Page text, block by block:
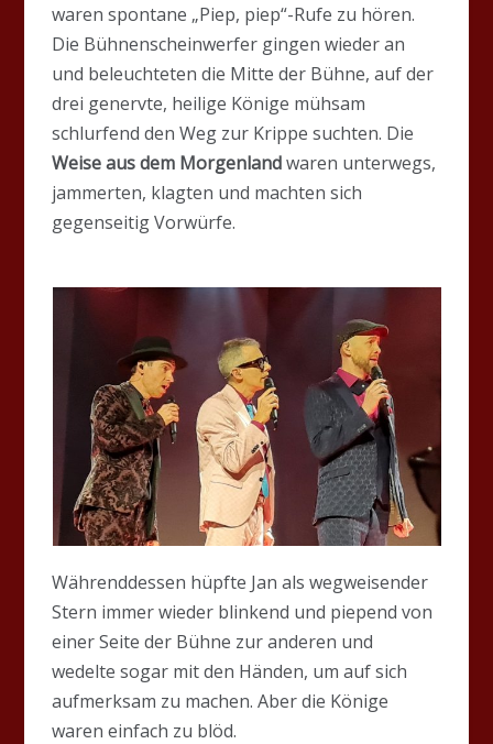
waren spontane „Piep, piep“-Rufe zu hören.
Die Bühnenscheinwerfer gingen wieder an
und beleuchteten die Mitte der Bühne, auf der
drei genervte, heilige Könige mühsam
schlurfend den Weg zur Krippe suchten. Die
Weise aus dem Morgenlandwaren unterwegs,
jammerten, klagten und machten sich
gegenseitig Vorwürfe.
Währenddessen hüpfte Jan als wegweisender
Stern immer wieder blinkend und piepend von
einer Seite der Bühne zur anderen und
wedelte sogar mit den Händen, um auf sich
aufmerksam zu machen. Aber die Könige
waren einfach zu blöd.